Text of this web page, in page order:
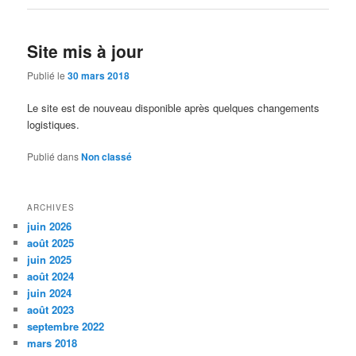
Site mis à jour
Publié le30 mars 2018
Le site est de nouveau disponible après quelques changements
logistiques.
Publié dansNon classé
ARCHIVES
juin 2026
août 2025
juin 2025
août 2024
juin 2024
août 2023
septembre 2022
mars 2018